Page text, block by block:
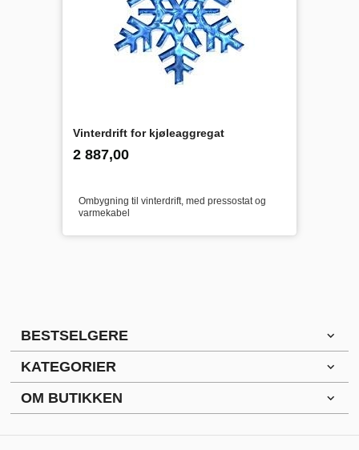
Vinterdrift for kjøleaggregat
Pris
2 887,00mva.
Ombygning til vinterdrift, med pressostat og
varmekabel
BESTSELGERE
KATEGORIER
OM BUTIKKEN